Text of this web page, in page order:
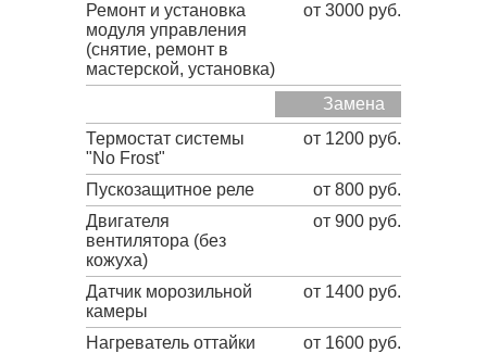
Ремонт и установка
модуля управления
(снятие, ремонт в
мастерской, установка)
от 3000 руб.
Замена
Термостат системы
"No Frost"
от 1200 руб.
Пускозащитное реле
от 800 руб.
Двигателя
вентилятора (без
кожуха)
от 900 руб.
Датчик морозильной
камеры
от 1400 руб.
Нагреватель оттайки
от 1600 руб.